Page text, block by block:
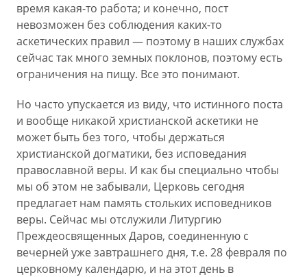
время какая-то работа; и конечно, пост
невозможен без соблюдения каких-то
аскетических правил — поэтому в наших службах
сейчас так много земных поклонов, поэтому есть
ограничения на пищу. Все это понимают.
Но часто упускается из виду, что истинного поста
и вообще никакой христианской аскетики не
может быть без того, чтобы держаться
христианской догматики, без исповедания
православной веры. И как бы специально чтобы
мы об этом не забывали, Церковь сегодня
предлагает нам память стольких исповедников
веры. Сейчас мы отслужили Литургию
Преждеосвященных Даров, соединенную с
вечерней уже завтрашнего дня, т.е. 28 февраля по
церковному календарю, и на этот день в